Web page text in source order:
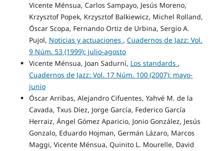
Vicente Ménsua, Carlos Sampayo, Jesús Moreno,
Krzysztof Popek, Krzysztof Balkiewicz, Michel Rolland,
Óscar Scopa, Fernando Ortiz de Urbina, Sergio A.
Pujol, Noticias y actuaciones , Cuadernos de Jazz: Vol.
9 Núm. 53 (1999): julio-agosto
Vicente Ménsua, Joan Sadurní, Los standards ,
Cuadernos de Jazz: Vol. 17 Núm. 100 (2007): mayo-
junio
Óscar Arribas, Alejandro Cifuentes, Yahvé M. de la
Cavada, Txus Díez, Jorge García, Federico García
Herraiz, Ángel Gómez Aparicio, Jonio González, Jesús
Gonzalo, Eduardo Hojman, Germán Lázaro, Marcos
Maggi, Vicente Ménsua, Quinito L. Mourelle, David